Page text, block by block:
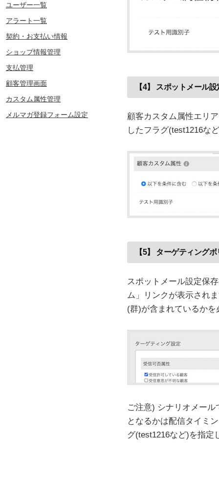
【4】 スポットメール
顧客カスタム属性エリ
したフラグ(test1216な
【5】 ターゲティング
スポットメール設定保
ム」リンクが表示され
(群)が含まれているか
ご注意) シナリオメー
となるかは配信タイミ
グ(test1216など)を指定
ユーザー一覧
アラート一覧
契約・お支払い情報
ショップ情報管理
支払管理
顧客管理画面
カスタム属性管理
メルマガ登録フォーム設定